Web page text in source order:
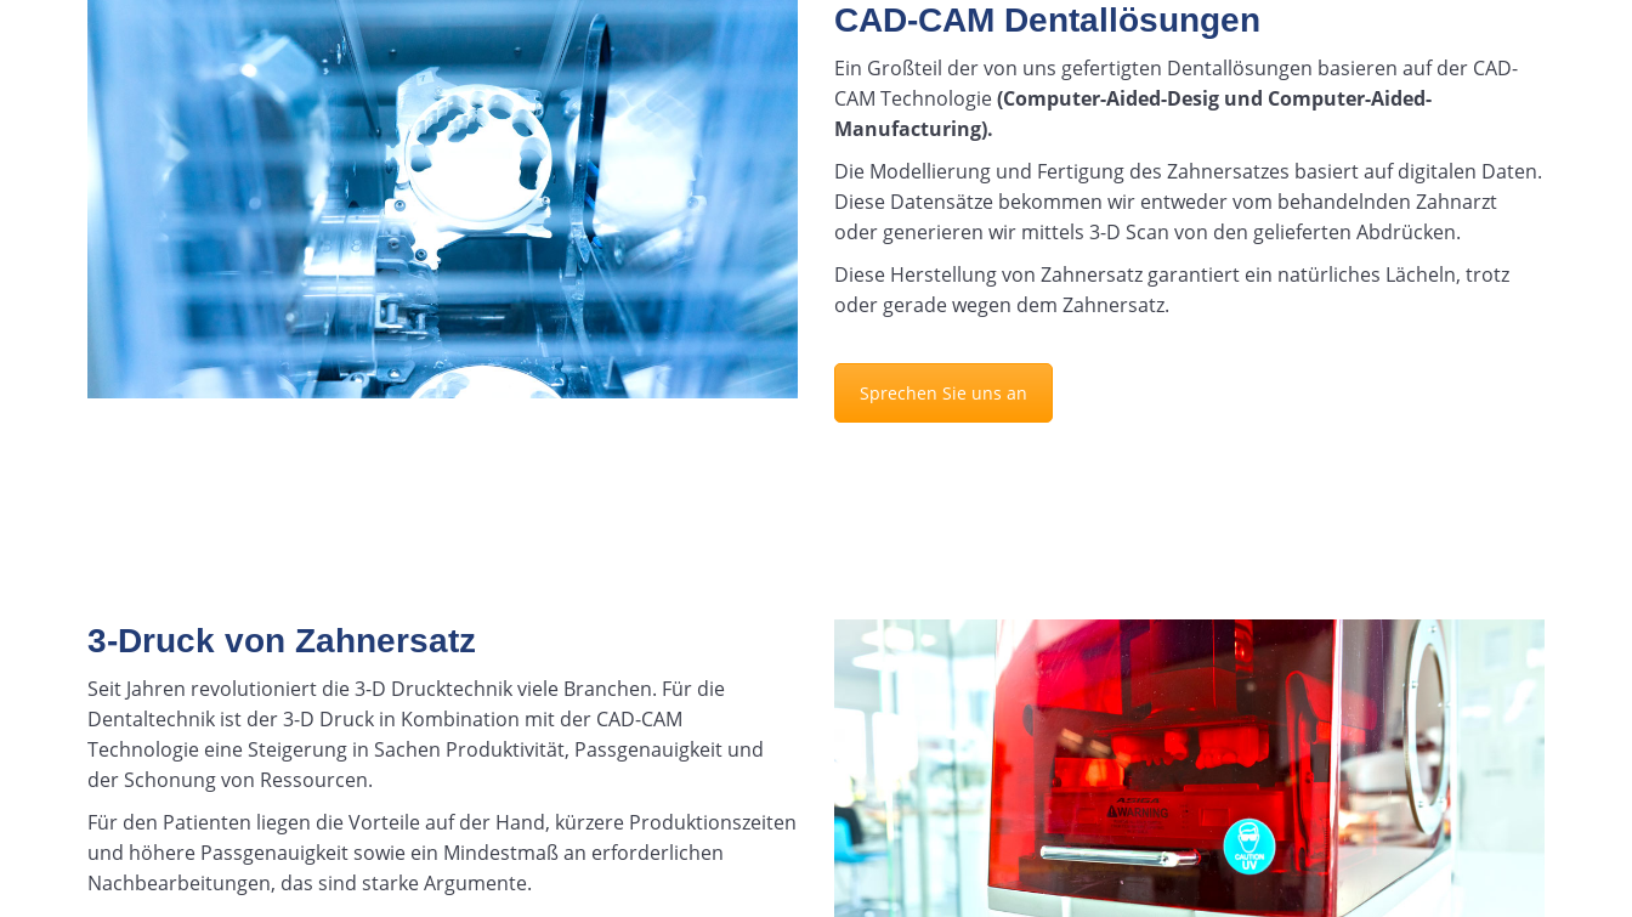
CAD-CAM Dentallösungen
Ein Großteil der von uns gefertigten Dentallösungen basieren auf der CAD-
CAM Technologie(Computer-Aided-Desig und Computer-Aided-
Manufacturing).
Die Modellierung und Fertigung des Zahnersatzes basiert auf digitalen Daten.
Diese Datensätze bekommen wir entweder vom behandelnden Zahnarzt
oder generieren wir mittels 3-D Scan von den gelieferten Abdrücken.
Diese Herstellung von Zahnersatz garantiert ein natürliches Lächeln, trotz
oder gerade wegen dem Zahnersatz.
Sprechen Sie uns an
3-Druck von Zahnersatz
Seit Jahren revolutioniert die 3-D Drucktechnik viele Branchen. Für die
Dentaltechnik ist der 3-D Druck in Kombination mit der CAD-CAM
Technologie eine Steigerung in Sachen Produktivität, Passgenauigkeit und
der Schonung von Ressourcen.
Für den Patienten liegen die Vorteile auf der Hand, kürzere Produktionszeiten
und höhere Passgenauigkeit sowie ein Mindestmaß an erforderlichen
Nachbearbeitungen, das sind starke Argumente.